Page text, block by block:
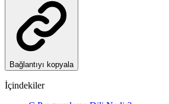
Bağlantıyı kopyala
İçindekiler